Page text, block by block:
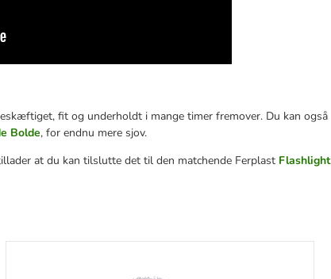
fit og underholdt i mange timer fremover. Du kan også
Bolde, for endnu mere sjov.
at du kan tilslutte det til den matchende Ferplast Flashlight